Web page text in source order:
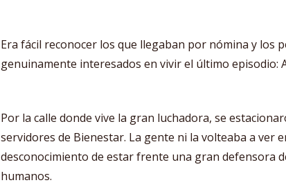
Era fácil reconocer los que llegaban por nómina y los
genuinamente interesados en vivir el último episodio:
Por la calle donde vive la gran luchadora, se
servidores de Bienestar. La gente ni la volteaba a ver
desconocimiento de estar frente una gran defensora
humanos.